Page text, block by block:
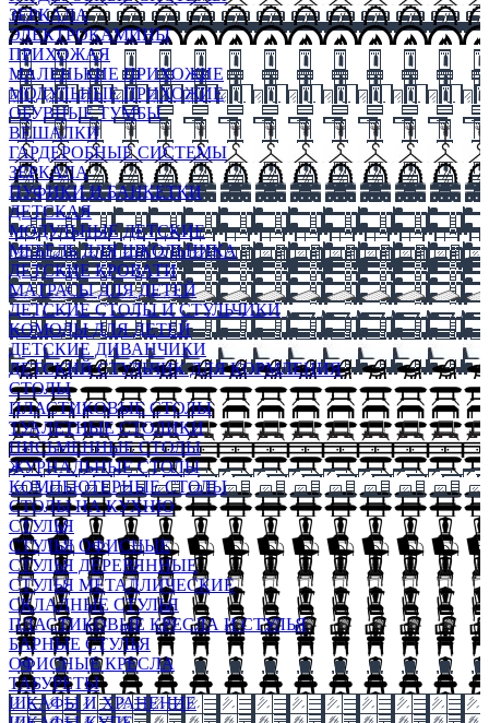
ЗЕРКАЛА
ЭЛЕКТРОКАМИНЫ
ПРИХОЖАЯ
МАЛЕНЬКИЕ ПРИХОЖИЕ
МОДУЛЬНЫЕ ПРИХОЖИЕ
ОБУВНЫЕ ТУМБЫ
ВЕШАЛКИ
ГАРДЕРОБНЫЕ СИСТЕМЫ
ЗЕРКАЛА
ПУФИКИ И БАНКЕТКИ
ДЕТСКАЯ
МОДУЛЬНЫЕ ДЕТСКИЕ
МЕБЕЛЬ ДЛЯ ШКОЛЬНИКА
ДЕТСКИЕ КРОВАТИ
МАТРАСЫ ДЛЯ ДЕТЕЙ
ДЕТСКИЕ СТОЛЫ И СТУЛЬЧИКИ
КОМОДЫ ДЛЯ ДЕТЕЙ
ДЕТСКИЕ ДИВАНЧИКИ
ДЕТСКИЙ СТУЛЬЧИК ДЛЯ КОРМЛЕНИЯ
СТОЛЫ
ПЛАСТИКОВЫЕ СТОЛЫ
ТУАЛЕТНЫЕ СТОЛИКИ
ПИСЬМЕННЫЕ СТОЛЫ
ЖУРНАЛЬНЫЕ СТОЛЫ
КОМПЬЮТЕРНЫЕ СТОЛЫ
СТОЛЫ НА КУХНЮ
СТУЛЬЯ
СТУЛЬЯ ОФИСНЫЕ
СТУЛЬЯ ДЕРЕВЯННЫЕ
СТУЛЬЯ МЕТАЛЛИЧЕСКИЕ
СКЛАДНЫЕ СТУЛЬЯ
ПЛАСТИКОВЫЕ КРЕСЛА И СТУЛЬЯ
БАРНЫЕ СТУЛЬЯ
ОФИСНЫЕ КРЕСЛА
ТАБУРЕТЫ
ШКАФЫ И ХРАНЕНИЕ